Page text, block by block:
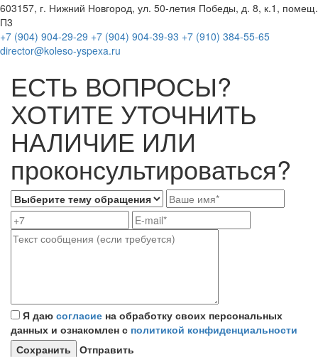
603157, г. Нижний Новгород, ул. 50-летия Победы, д. 8, к.1, помещ.
П3
+7 (904) 904-29-29 +7 (904) 904-39-93 +7 (910) 384-55-65
director@koleso-yspexa.ru
ЕСТЬ ВОПРОСЫ?
ХОТИТЕ УТОЧНИТЬ
НАЛИЧИЕ ИЛИ
проконсультироваться?
Я даю согласие на обработку своих персональных
данных и ознакомлен с политикой конфиденциальности
Отправить